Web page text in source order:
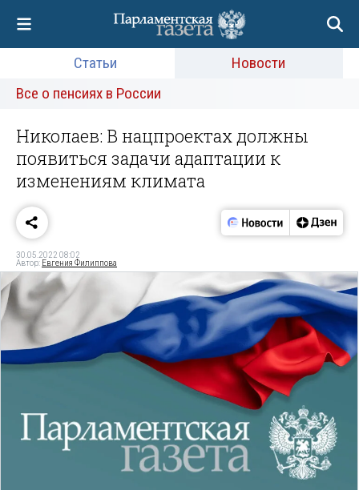
Статьи
Новости
Все о пенсиях в России
Николаев: В нацпроектах должны
появиться задачи адаптации к
изменениям климата
30.05.2022 08:02
Автор: Евгения Филиппова